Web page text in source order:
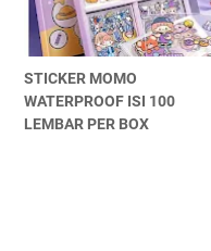
STICKER MOMO
WATERPROOF ISI 100
LEMBAR PER BOX